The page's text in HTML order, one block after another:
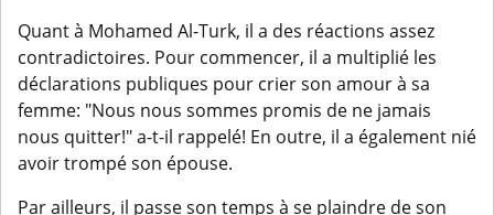
Quant à Mohamed Al-Turk, il a des réactions assez
contradictoires. Pour commencer, il a multiplié les
déclarations publiques pour crier son amour à sa
femme: "Nous nous sommes promis de ne jamais
nous quitter!" a-t-il rappelé! En outre, il a également nié
avoir trompé son épouse.
Par ailleurs, il passe son temps à se plaindre de son